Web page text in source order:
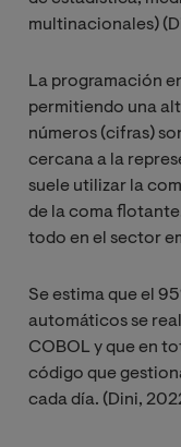
multinacionales)
La programación
permitiendo una
números (cifras)
cercana a la
suele utilizar la
de la coma
todo en el sector
Se estima que el
automáticos se
COBOL y que en
código que
cada día. (Dini,